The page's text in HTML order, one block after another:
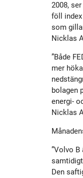
2008,
föll
som
Nicklas
”Både
mer
bolagen
energi-
Nicklas
”Volvo
Den